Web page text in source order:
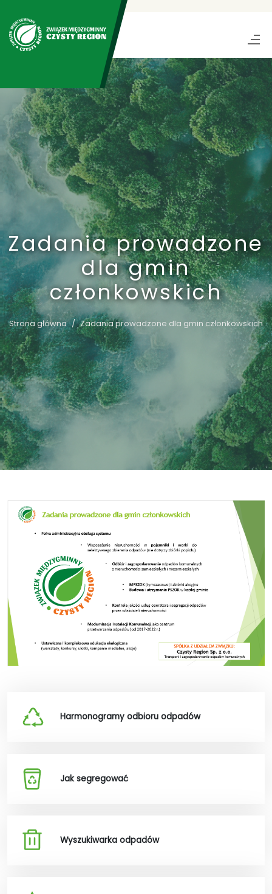
Zadania prowadzone
dla gmin
członkowskich
Strona główna Zadania prowadzone dla gmin członkowskich
Harmonogramy odbioru odpadów
Jak segregować
Wyszukiwarka odpadów